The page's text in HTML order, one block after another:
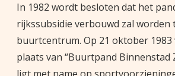
In 1982 wordt besloten dat het
rijkssubsidie verbouwd zal worden
buurtcentrum. Op 21 oktober
plaats van “Buurtpand Binnenstad